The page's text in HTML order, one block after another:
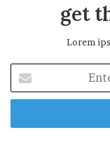
get
Lorem
t
r